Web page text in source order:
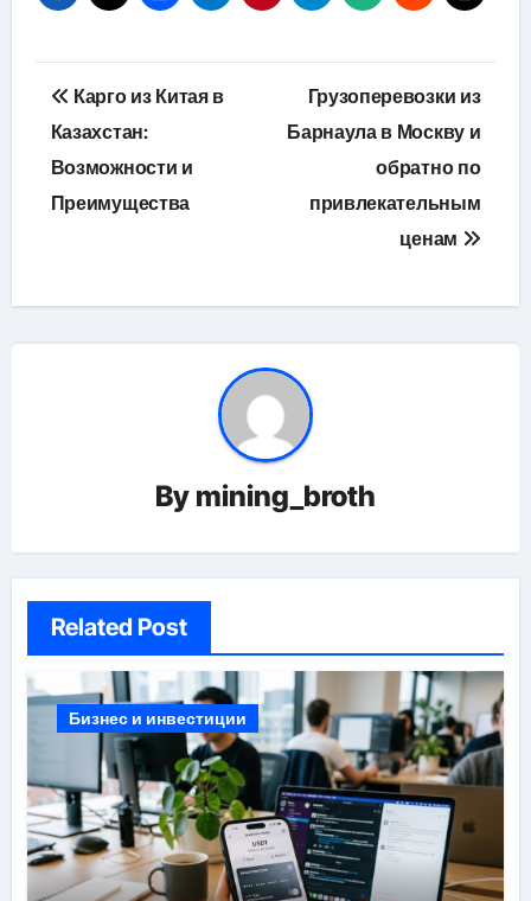
Навигация
по
записям
Карго из Китая в
Казахстан:
Возможности и
Преимущества
Грузоперевозки из
Барнаула в Москву и
обратно по
привлекательным
ценам
By mining_broth
Related Post
Бизнес и инвестиции